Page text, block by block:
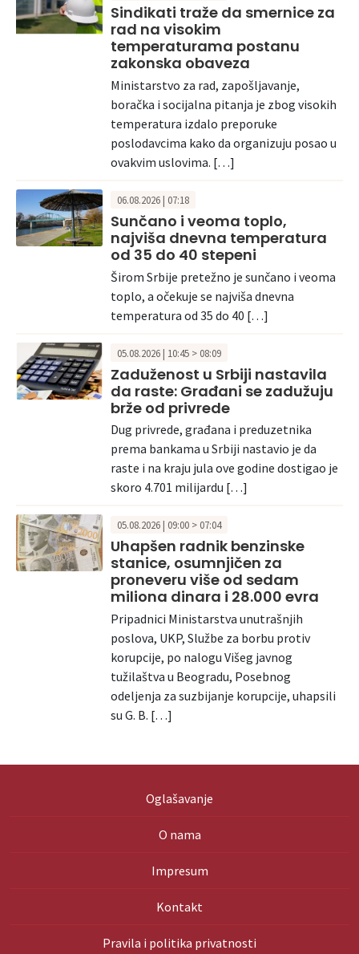
Sindikati traže da smernice za
rad na visokim
temperaturama postanu
zakonska obaveza
Ministarstvo za rad, zapošljavanje,
boračka i socijalna pitanja je zbog visokih
temperatura izdalo preporuke
poslodavcima kako da organizuju posao u
ovakvim uslovima. […]
06.08.2026 | 07:18
Sunčano i veoma toplo,
najviša dnevna temperatura
od 35 do 40 stepeni
Širom Srbije pretežno je sunčano i veoma
toplo, a očekuje se najviša dnevna
temperatura od 35 do 40 […]
05.08.2026 | 10:45 > 08:09
Zaduženost u Srbiji nastavila
da raste: Građani se zadužuju
brže od privrede
Dug privrede, građana i preduzetnika
prema bankama u Srbiji nastavio je da
raste i na kraju jula ove godine dostigao je
skoro 4.701 milijardu […]
05.08.2026 | 09:00 > 07:04
Uhapšen radnik benzinske
stanice, osumnjičen za
proneveru više od sedam
miliona dinara i 28.000 evra
Pripadnici Ministarstva unutrašnjih
poslova, UKP, Službe za borbu protiv
korupcije, po nalogu Višeg javnog
tužilaštva u Beogradu, Posebnog
odeljenja za suzbijanje korupcije, uhapsili
su G. B. […]
Oglašavanje
O nama
Impresum
Kontakt
Pravila i politika privatnosti